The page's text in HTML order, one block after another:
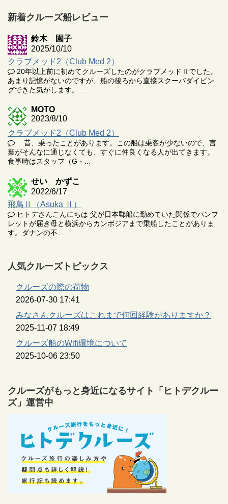
新着クルーズ船レビュー
鈴木 園子
2025/10/10
クラブメッド2（Club Med 2）
20年以上前に初めてクルーズしたのがクラブメッドⅡでした。
あまり記憶がないのですが、船の後ろから直接スクーバダイビン
グできた気がします。...
MOTO
2023/8/10
クラブメッド2（Club Med 2）
昔、乗ったことがあります。この船は乗客が少ないので、言
葉がそんなに通じなくても、すぐに仲良くなる人が出てきます。
食事時はスタッフ（G・...
せい かずこ
2022/6/17
飛鳥Ⅱ（Asuka Ⅱ）
ヒトデさんこんにちは 父が日本郵船に勤めていた関係でパンフ
レットが届き母と横浜からカンボジアまで乗船したことがありま
す。ダナンの不...
人気クルーズトピックス
クルーズの際の荷物
2026-07-30 17:41
みなさんクルーズはこれまで何回経験がありますか？
2025-11-07 18:49
クルーズ船のWifi環境について
2025-10-06 23:50
クルーズがもっと身近になるサイト「ヒトデクルー
ズ」運営中